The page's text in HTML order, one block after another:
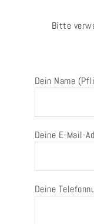
Bitte
Dein Name
Deine E-Mail-
Deine